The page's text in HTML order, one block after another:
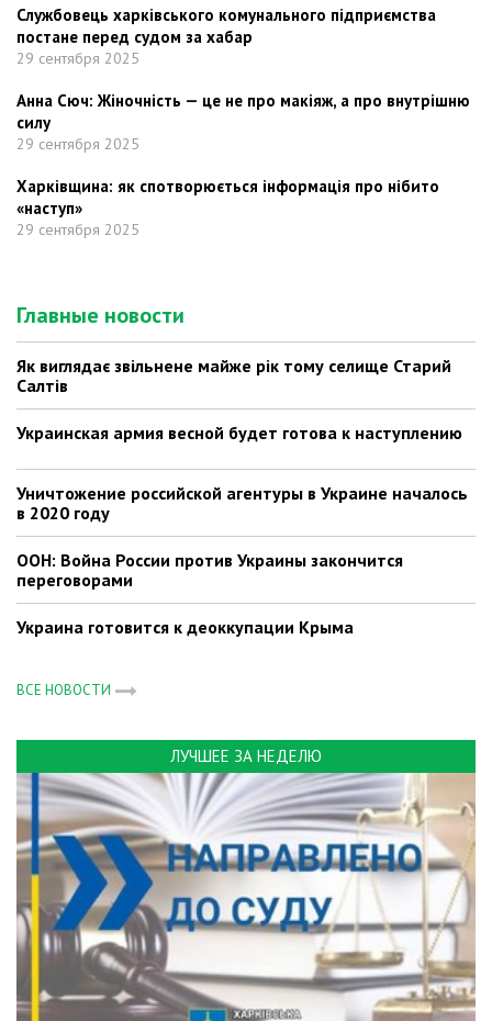
Службовець харківського комунального підприємства
постане перед судом за хабар
29 сентября 2025
Анна Сюч: Жіночність — це не про макіяж, а про внутрішню
силу
29 сентября 2025
Харківщина: як спотворюється інформація про нібито
«наступ»
29 сентября 2025
Главные новости
Як виглядає звільнене майже рік тому селище Старий
Салтів
Украинская армия весной будет готова к наступлению
Уничтожение российской агентуры в Украине началось
в 2020 году
ООН: Война России против Украины закончится
переговорами
Украина готовится к деоккупации Крыма
ВСЕ НОВОСТИ
ЛУЧШЕЕ ЗА НЕДЕЛЮ